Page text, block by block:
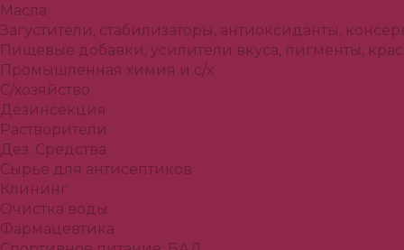
Масла
Загустители, стабилизаторы, антиоксиданты,
Пищевые добавки, усилители вкуса, пигменты,
Промышленная химия и с/х
С/хозяйство
Дезинсекция
Растворители
Дез. Средства
Сырье для антисептиков
Клининг
Очистка воды
Фармацевтика